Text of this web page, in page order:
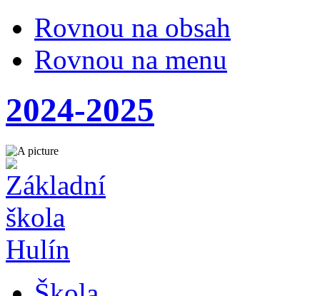
Rovnou na obsah
Rovnou na menu
2024-2025